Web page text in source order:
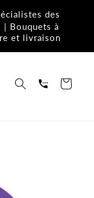
des
| Bouquets à
et livraison
Panier